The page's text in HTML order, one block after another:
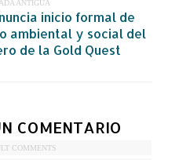
ANTIGUA
inicio formal de
ambiental y social del
de la Gold Quest
COMENTARIO
COMMENTS